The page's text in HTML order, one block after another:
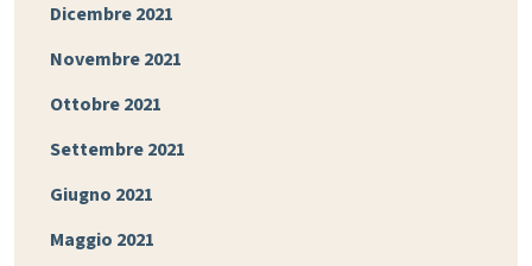
Dicembre 2021
Novembre 2021
Ottobre 2021
Settembre 2021
Giugno 2021
Maggio 2021